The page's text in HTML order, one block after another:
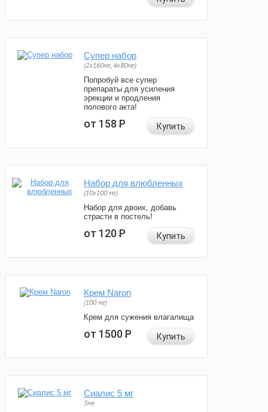
Супер набор
(2х160мг, 4х80мг)
Попробуй все супер
препараты для усиления
эрекции и продления
полового акта!
от 158Р Купить
Набор для влюбленных
(10х100 мг)
Набор для двоих, добавь
страсти в постель!
от 120Р Купить
Крем Naron
(100 мг)
Крем для сужения влагалища
от 1500Р Купить
Сиалис 5 мг
5мг